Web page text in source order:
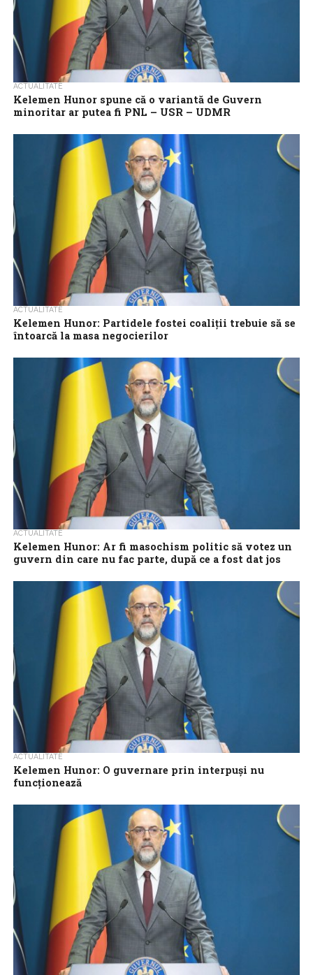
ACTUALITATE
Kelemen Hunor spune că o variantă de Guvern
minoritar ar putea fi PNL – USR – UDMR
discutat cu liderii PNL și ai USR despre variante de guvern
minoritar, una...
ACTUALITATE
Kelemen Hunor: Partidele fostei coaliții trebuie să se
întoarcă la masa negocierilor
negocierilor, consideră președintele UDMR, Kelemen Hunor.
‘Consiliul Permanent (…) a analizat situația politică,...
ACTUALITATE
Kelemen Hunor: Ar fi masochism politic să votez un
guvern din care nu fac parte, după ce a fost dat jos
Preşedintele UDMR, Kelemen Hunor, a declarat, marţi seară, că
ar fi ”masochism politic” să voteze un guvern tehnic, din care
formaţiunea pe...
ACTUALITATE
Kelemen Hunor: O guvernare prin interpuși nu
funcționează
prin interpuși nu funcționează’ și că varianta unui Guvern cu
miniștri propuși politic ar...